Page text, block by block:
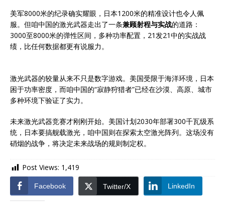
美军8000米的纪录确实耀眼，日本1200米的精准设计也令人佩
服。但咱中国的激光武器走出了一条兼顾射程与实战的道路：
3000至8000米的弹性区间，多种功率配置，21发21中的实战战
绩，比任何数据都更有说服力。
激光武器的较量从来不只是数字游戏。美国受限于海洋环境，日本
困于功率密度，而咱中国的“寂静狩猎者”已经在沙漠、高原、城市
多种环境下验证了实力。
未来激光武器竞赛才刚刚开始。美国计划2030年部署300千瓦级系
统，日本要搞舰载激光，咱中国则在探索太空激光阵列。这场没有
硝烟的战争，将决定未来战场的规则制定权。
Post Views: 1,419
Facebook Twitter/X LinkedIn